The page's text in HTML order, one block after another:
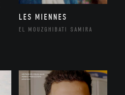
LES MIENNES
EL MOUZGHIBATI SAMIRA